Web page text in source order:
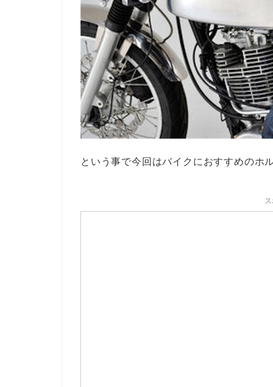
という事で今回はバイクにおすすめのホ